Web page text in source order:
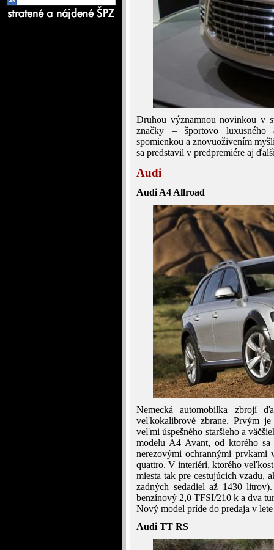
Druhou významnou novinkou v
značky – športovo luxusného
spomienkou a znovuoživením
sa predstavil v predpremiére aj
Audi
Audi A4 Allroad
Nemecká automobilka zbrojí
veľkokalibrové zbrane. Prvým
veľmi úspešného staršieho a
modelu A4 Avant, od ktorého
nerezovými ochrannými
quattro. V interiéri, ktorého
miesta tak pre cestujúcich vzadu,
zadných sedadiel až 1430
benzínový 2,0 TFSI/210 k a dva
Nový model príde do predaja v
Audi TT RS